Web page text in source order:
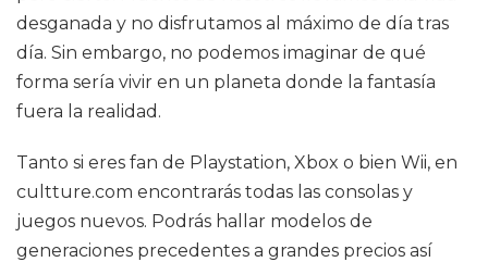
desganada y no disfrutamos al máximo de día tras
día. Sin embargo, no podemos imaginar de qué
forma sería vivir en un planeta donde la fantasía
fuera la realidad.
Tanto si eres fan de Playstation, Xbox o bien Wii, en
cultture.com encontrarás todas las consolas y
juegos nuevos. Podrás hallar modelos de
generaciones precedentes a grandes precios así